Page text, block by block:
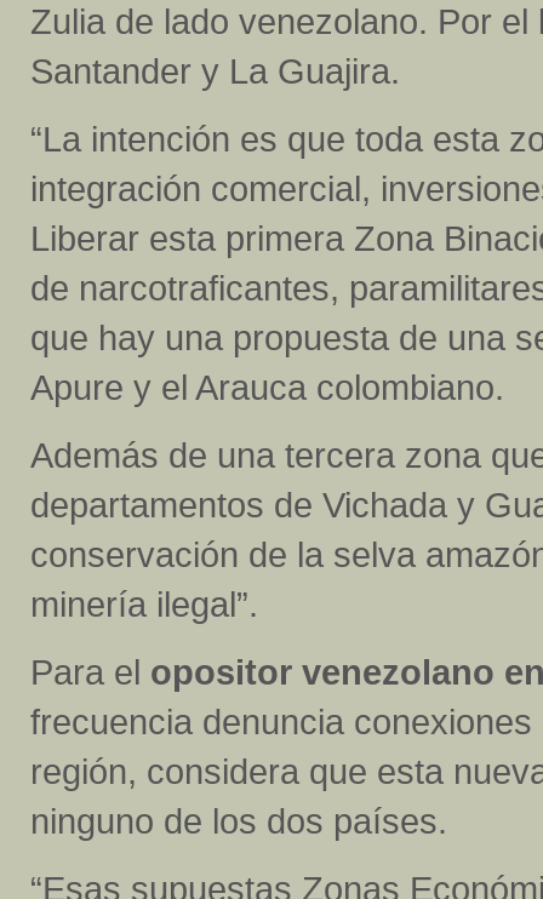
Zulia de lado venezolano. Por
Santander y La Guajira.
“La intención es que toda esta
integración comercial,
Liberar esta primera Zona
de narcotraficantes,
que hay una propuesta de una
Apure y el Arauca colombiano.
Además de una tercera zona
departamentos de Vichada y
conservación de la selva
minería ilegal”.
Para el opositor venezolano
frecuencia denuncia conexiones
región, considera que esta
ninguno de los dos países.
“Esas supuestas Zonas